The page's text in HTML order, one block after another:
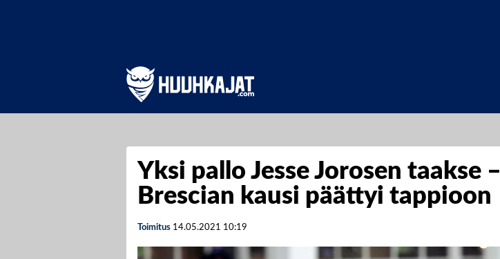
Yksi pallo Jesse Jorosen taakse –
Brescian kausi päättyi tappioon
Toimitus 14.05.2021 10:19